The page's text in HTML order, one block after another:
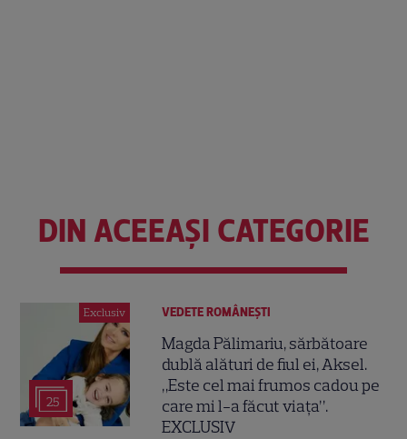
DIN ACEEAȘI CATEGORIE
Exclusiv
25
VEDETE ROMÂNEŞTI
Magda Pălimariu, sărbătoare
dublă alături de fiul ei, Aksel.
„Este cel mai frumos cadou pe
care mi l-a făcut viața”.
EXCLUSIV